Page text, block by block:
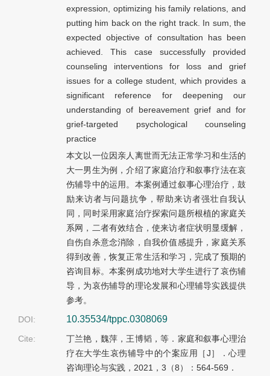
expression, optimizing his family relations, and
putting him back on the right track. In sum, the
expected objective of consultation has been
achieved. This case successfully provided
counseling interventions for loss and grief
issues for a college student, which provides a
significant reference for deepening our
understanding of bereavement grief and for
grief-targeted psychological counseling
practice
本文以一位因亲人离世而无法正常学习和生活的
大一男生为例，介绍了家庭治疗和叙事疗法在哀
伤辅导中的运用。本案例通过叙事心理治疗，鼓
励来访者与问题抗争，帮助来访者强壮自我认
同，同时采用家庭治疗探索问题所根植的家庭关
系网，二者有效结合，使来访者症状明显缓解，
自伤自杀意念消除，自我价值感提升，家庭关系
得到改善，恢复正常生活和学习，完成了预期的
咨询目标。本案例成功地对大学生进行了哀伤辅
导，为哀伤辅导的理论发展和心理辅导实践提供
参考。
DOI:
10.35534/tppc.0308069
Cite:
丁兰艳，魏萍，王博韬，等．家庭和叙事心理治
疗在大学生哀伤辅导中的个案应用［J］．心理
咨询理论与实践，2021，3（8）：564-569．